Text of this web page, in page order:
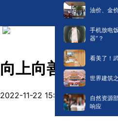
油价、金
手机放电
器”？
看美了！
世界建筑
自然资源
响应
向上向善向未来
2022-11-22 15:43